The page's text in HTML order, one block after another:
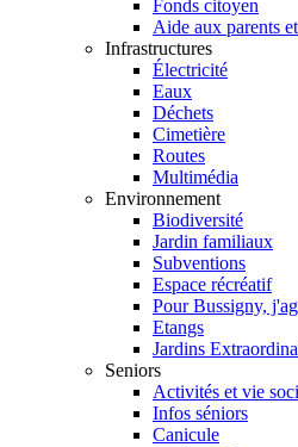
Fonds citoyen
Aide aux parents
Infrastructures
Électricité
Eaux
Déchets
Cimetière
Routes
Multimédia
Environnement
Biodiversité
Jardin familiaux
Subventions
Espace récréatif
Pour Bussigny,
Etangs
Jardins
Seniors
Activités et vie
Infos séniors
Canicule